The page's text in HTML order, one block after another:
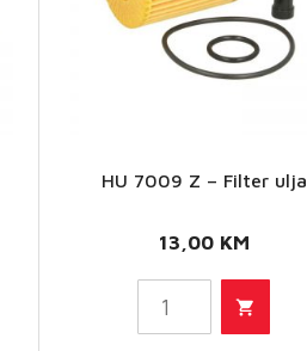
HU 7009 Z – Filter ulja
13,00 KM
7009 Z
- Filter